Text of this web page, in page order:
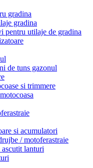
gradina
gradina
pentru utilaje de gradina
de tuns gazonul
si trimmere
si acumulatori
/ motoferastraie
ascutit lanturi